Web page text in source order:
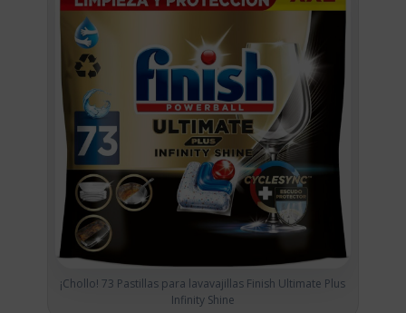
¡Chollo! 73 Pastillas para lavavajillas Finish Ultimate Plus
Infinity Shine